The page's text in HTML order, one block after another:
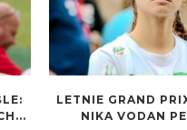
LETNIE GRAND
NIKA VODAN